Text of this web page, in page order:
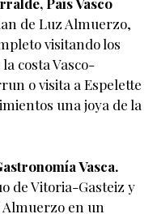
de Luz Almuerzo,
visitando los
costa Vasco-
o visita a Espelette
una joya de la
Vasca.
de Vitoria-Gasteiz y
Almuerzo en un